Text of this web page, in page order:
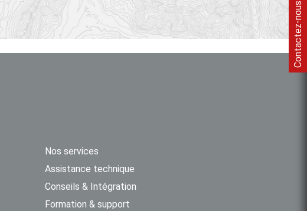
Nos services
Assistance technique
Conseils & Intégration
Formation & support
Contactez-nous